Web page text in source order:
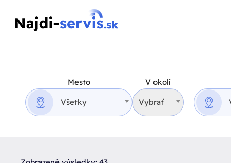
Mesto
Všetky
V okolí
Vybrať